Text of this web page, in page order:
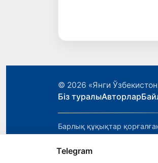
© 2026 «Янги
Біз туралыАвторлар
Барлық құқықтар
Telegram